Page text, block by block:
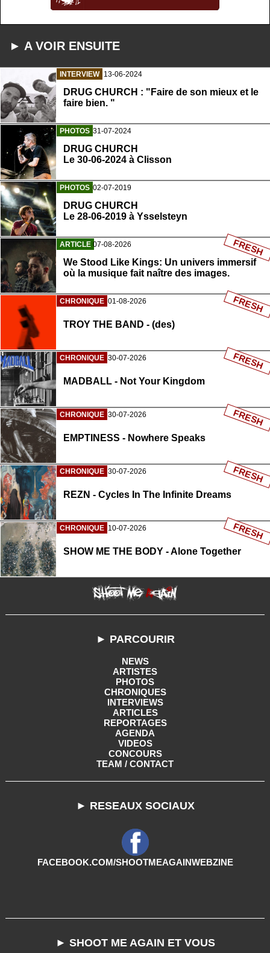
► A VOIR ENSUITE
INTERVIEW 13-06-2024
DRUG CHURCH : "Faire de son mieux et le
faire bien. "
PHOTOS 31-07-2024
DRUG CHURCH
Le 30-06-2024 à Clisson
PHOTOS 02-07-2019
DRUG CHURCH
Le 28-06-2019 à Ysselsteyn
ARTICLE 07-08-2026
We Stood Like Kings: Un univers immersif
où la musique fait naître des images.
FRESH
CHRONIQUE 01-08-2026
TROY THE BAND - (des)
FRESH
CHRONIQUE 30-07-2026
MADBALL - Not Your Kingdom
FRESH
CHRONIQUE 30-07-2026
EMPTINESS - Nowhere Speaks
FRESH
CHRONIQUE 30-07-2026
REZN - Cycles In The Infinite Dreams
FRESH
CHRONIQUE 10-07-2026
SHOW ME THE BODY - Alone Together
FRESH
► PARCOURIR
NEWS
ARTISTES
PHOTOS
CHRONIQUES
INTERVIEWS
ARTICLES
REPORTAGES
AGENDA
VIDEOS
CONCOURS
TEAM / CONTACT
► RESEAUX SOCIAUX
FACEBOOK.COM/SHOOTMEAGAINWEBZINE
► SHOOT ME AGAIN ET VOUS